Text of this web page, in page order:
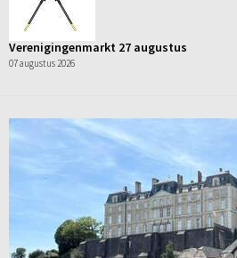
Verenigingenmarkt 27 augustus
07 augustus 2026